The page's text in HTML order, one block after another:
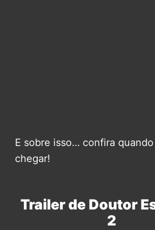
E sobre isso… confira
chegar!
Trailer de Doutor
2